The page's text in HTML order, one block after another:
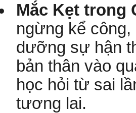
Mắc Kẹt trong
ngừng kể
dưỡng sự hận
bản thân vào
học hỏi từ sai
tương lai.